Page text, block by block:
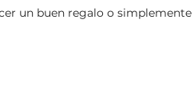
un buen regalo o